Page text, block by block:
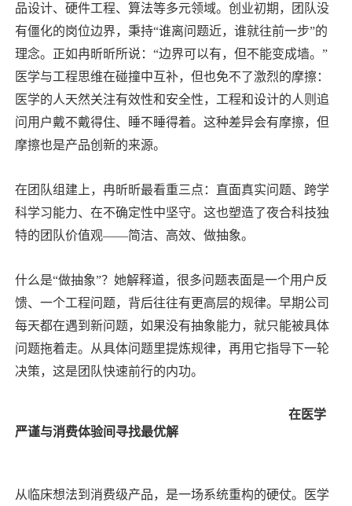
品设计、硬件工程、算法等多元领域。创业初期，团队没
有僵化的岗位边界，秉持“谁离问题近，谁就往前一步”的
理念。正如冉昕昕所说：“边界可以有，但不能变成墙。”
医学与工程思维在碰撞中互补，但也免不了激烈的摩擦：
医学的人天然关注有效性和安全性，工程和设计的人则追
问用户戴不戴得住、睡不睡得着。这种差异会有摩擦，但
摩擦也是产品创新的来源。
在团队组建上，冉昕昕最看重三点：直面真实问题、跨学
科学习能力、在不确定性中坚守。这也塑造了夜合科技独
特的团队价值观——简洁、高效、做抽象。
什么是“做抽象”？她解释道，很多问题表面是一个用户反
馈、一个工程问题，背后往往有更高层的规律。早期公司
每天都在遇到新问题，如果没有抽象能力，就只能被具体
问题拖着走。从具体问题里提炼规律，再用它指导下一轮
决策，这是团队快速前行的内功。
在医学
严谨与消费体验间寻找最优解
从临床想法到消费级产品，是一场系统重构的硬仗。医学